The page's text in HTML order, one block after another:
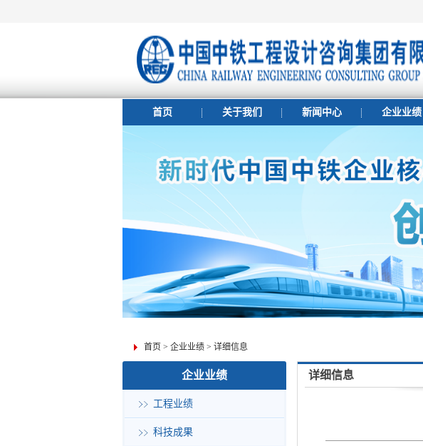
首页 关于我们 新闻中心 企业业绩
首页 > 企业业绩 > 详细信息
企业业绩
工程业绩
科技成果
详细信息